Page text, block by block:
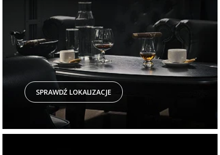
SPRAWDŹ LOKALIZACJE